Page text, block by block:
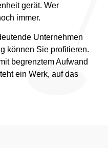
gerät. Wer
immer.
Unternehmen
können Sie profitieren.
begrenztem Aufwand
ein Werk, auf das